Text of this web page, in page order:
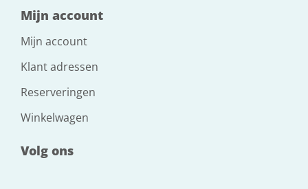
Mijn account
Mijn account
Klant adressen
Reserveringen
Winkelwagen
Volg ons